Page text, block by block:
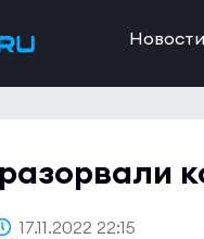
Новости
17.11.2022 22:15